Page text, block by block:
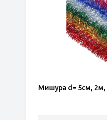
Мишура d= 5см, 2м,